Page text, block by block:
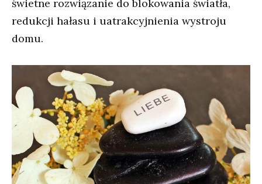
świetne rozwiązanie do blokowania światła,
redukcji hałasu i uatrakcyjnienia wystroju
domu.